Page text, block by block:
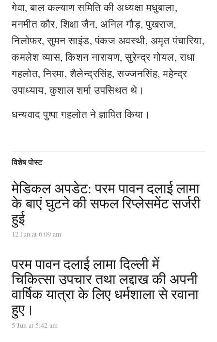
गेवा, बाल कल्याण समिति की अध्यक्षा मधुबाला,
मनमीत कौर, शिक्षा जैन, अनिल गौड़, पुखराज,
निलोफर, सुमन साइंड, पंकज अवस्थी, अमृत पंचारिया,
कमलेश व्यास, किशन नारायण, सुरेन्द्र गोयल, राधा
गहलोत, निरमा, शैलेन्द्रसिंह, सज्जनसिंह, महेन्द्र
उपाध्याय, कुशाल शर्मा उपसिथत थे।
धन्यवाद पुष्पा गहलोत ने ज्ञापित किया।
विशेष पोस्ट
मेडिकल अपडेट: परम पावन दलाई लामा
के बाएं घुटने की सफल रिप्लेसमेंट सर्जरी
हुई
12 Jun at 6:09 am
परम पावन दलाई लामा दिल्ली में
चिकित्सा उपचार तथा लद्दाख की अपनी
वार्षिक यात्रा के लिए धर्मशाला से रवाना
हुए।
5 Jun at 5:42 am